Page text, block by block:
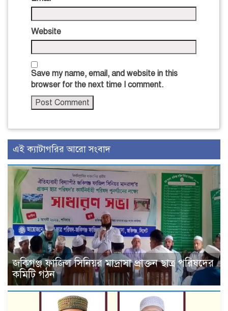
Website
Save my name, email, and website in this
browser for the next time I comment.
এই ক্যাটাগরির আরো সংবাদ
জকিগঞ্জ ফাজিল সিনিয়র মাদ্রাসা প্রাক্তন ছাত্র পরিষদের
কমিটি গঠন